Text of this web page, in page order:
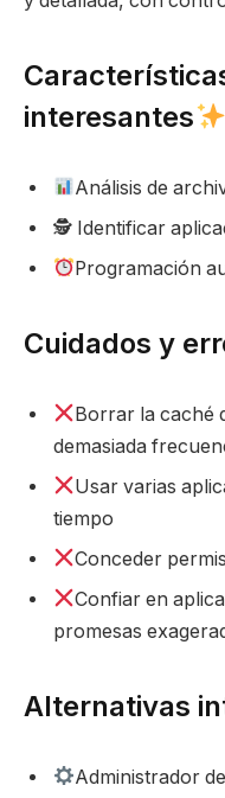
interesantes
Análisis de
🕵️ Identificar
Programación
Cuidados y
Borrar la caché
demasiada
Usar varias
tiempo
Conceder
Confiar en
promesas
Alternativas
Administrador